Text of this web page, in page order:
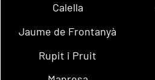
Calella
Jaume de Frontanyà
Rupit i Pruit